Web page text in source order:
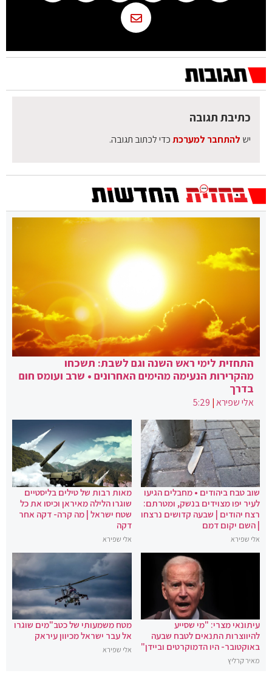
כתיבת תגובה
יש להתחבר למערכתכדי לכתוב תגובה.
התחזית לימי ראש השנה וגם לשבת: תשכחו
מהקרירות הנעימה מהימים האחרונים • שרב ועומס חום
בדרך
אלי שפירא|
5:29
שוב טבח ביהודים • מחבלים הגיעו
לעיר יפו מצוידים בנשק, ומטרתם:
רצח יהודים | שבעה קדושים נרצחו
| השם יקום דמם
אלי שפירא
מאות רבות של טילים בליסטיים
שוגרו הלילה מאיראן וכיסו את כל
שטח ישראל | מה קרה- דקה אחר
דקה
אלי שפירא
עיתונאי מצרי: "מי שסייע
להיווצרות התנאים לטבח שבעה
באוקטובר- היו הדמוקרטים וביידן"
מאיר קרליץ
מטח משמעותי של כטב"מים שוגרו
אל עבר ישראל מכיוון עיראק
אלי שפירא